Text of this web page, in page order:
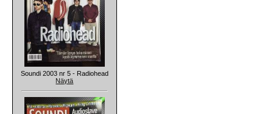
Soundi 2003 nr 5 - Radiohead
Näytä